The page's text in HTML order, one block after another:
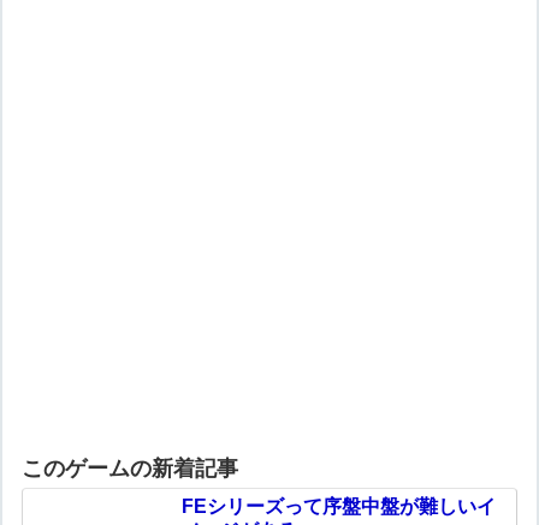
このゲームの新着記事
FEシリーズって序盤中盤が難しいイ